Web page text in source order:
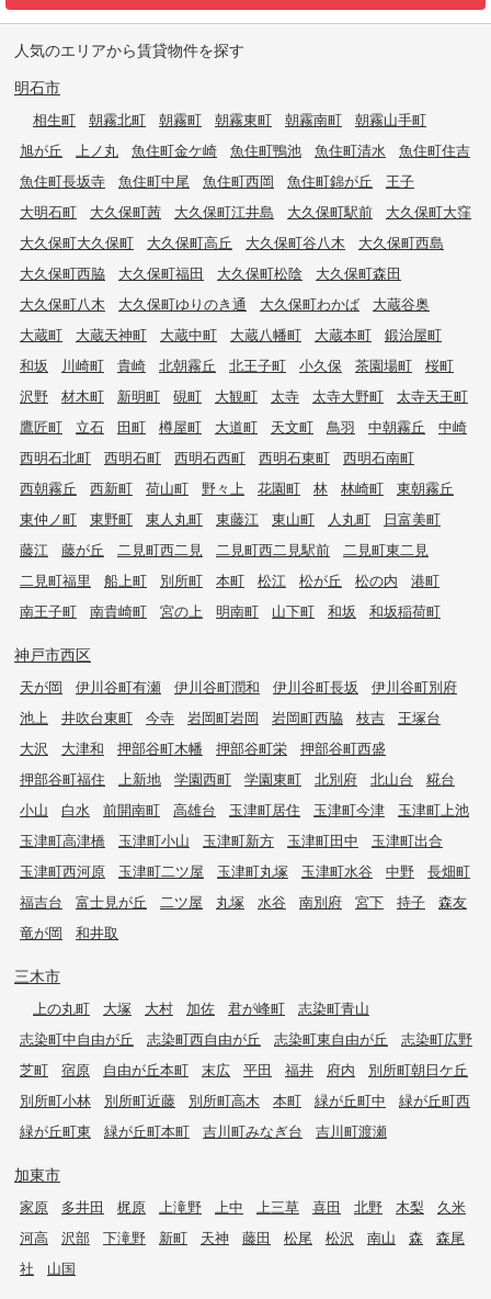
人気のエリアから賃貸物件を探す
明石市
相生町 朝霧北町 朝霧町 朝霧東町 朝霧南町
朝霧山手町
旭が丘
上ノ丸 魚住町金ケ崎 魚住町鴨池 魚住町清水
魚住町住吉
魚住町長坂寺
魚住町中尾 魚住町西岡 魚住町錦が丘
王子
大明石町
大久保町茜 大久保町江井島 大久保町駅前
大久保町大窪
大久保町大久保町
大久保町高丘 大久保町谷八木
大久保町西島
大久保町西脇
大久保町福田 大久保町松陰
大久保町森田
大久保町八木
大久保町ゆりのき通 大久保町わかば
大蔵谷奥
大蔵町
大蔵天神町 大蔵中町 大蔵八幡町 大蔵本町
鍛治屋町
和坂
川崎町 貴崎 北朝霧丘 北王子町 小久保 茶園場町
桜町
沢野
材木町 新明町 硯町 大観町 太寺 太寺大野町
太寺天王町
鷹匠町
立石 田町 樽屋町 大道町 天文町 鳥羽 中朝霧丘
中崎
西明石北町
西明石町 西明石西町 西明石東町
西明石南町
西朝霧丘
西新町 荷山町 野々上 花園町 林 林崎町
東朝霧丘
東仲ノ町
東野町 東人丸町 東藤江 東山町 人丸町
日富美町
藤江
藤が丘 二見町西二見 二見町西二見駅前
二見町東二見
二見町福里
船上町 別所町 本町 松江 松が丘 松の内
港町
南王子町
南貴崎町 宮の上 明南町 山下町 和坂 和坂稲荷町
神戸市西区
天が岡 伊川谷町有瀬 伊川谷町潤和 伊川谷町長坂
伊川谷町別府
池上
井吹台東町 今寺 岩岡町岩岡 岩岡町西脇 枝吉
王塚台
大沢
大津和 押部谷町木幡 押部谷町栄
押部谷町西盛
押部谷町福住
上新地 学園西町 学園東町 北別府 北山台
糀台
小山
白水 前開南町 高雄台 玉津町居住 玉津町今津
玉津町上池
玉津町高津橋
玉津町小山 玉津町新方 玉津町田中
玉津町出合
玉津町西河原
玉津町二ツ屋 玉津町丸塚 玉津町水谷 中野
長畑町
福吉台
富士見が丘 二ツ屋 丸塚 水谷 南別府 宮下 持子
森友
竜が岡
和井取
三木市
上の丸町 大塚 大村 加佐 君が峰町
志染町青山
志染町中自由が丘
志染町西自由が丘 志染町東自由が丘
志染町広野
芝町
宿原 自由が丘本町 末広 平田 福井 府内
別所町朝日ケ丘
別所町小林
別所町近藤 別所町高木 本町 緑が丘町中
緑が丘町西
緑が丘町東
緑が丘町本町 吉川町みなぎ台 吉川町渡瀬
加東市
家原 多井田 梶原 上滝野 上中 上三草 喜田 北野 木梨
久米
河高
沢部 下滝野 新町 天神 藤田 松尾 松沢 南山 森
森尾
社
山国